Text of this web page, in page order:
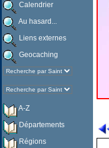
Calendrier
Au hasard...
Liens externes
Geocaching
A-Z
Départements
Régions